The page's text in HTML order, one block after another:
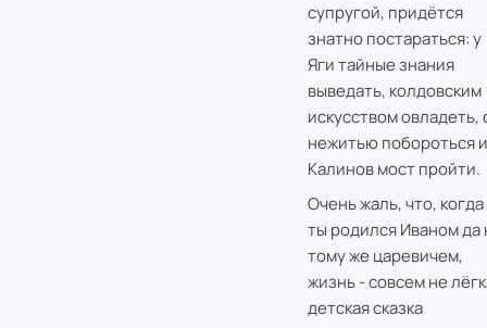
супругой, придётся
знатно постараться: у
Яги тайные знания
выведать, колдовским
искусством овладеть,
нежитью побороться и
Калинов мост пройти.
Очень жаль, что, когда
ты родился Иваном да
тому же царевичем,
жизнь - совсем не
детская сказка